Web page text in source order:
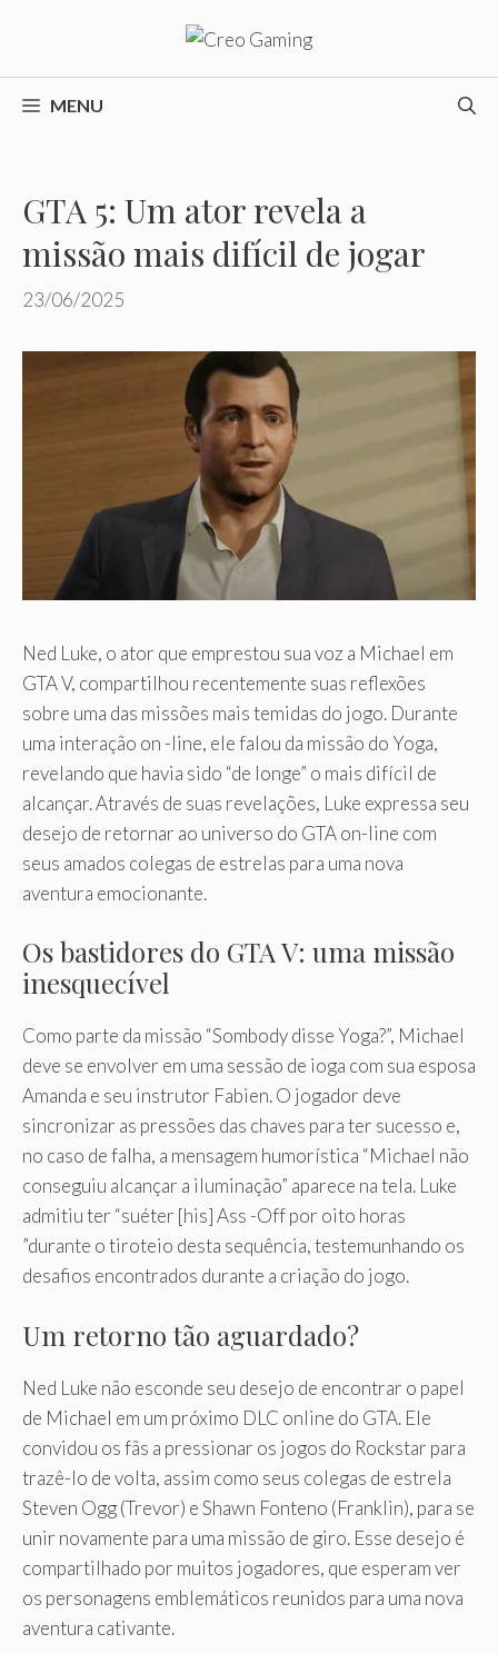
o
conteúdoMENU
GTA 5: Um ator revela a
missão mais difícil de jogar
23/06/2025
Ned Luke, o ator que emprestou sua voz a Michael em
GTA V, compartilhou recentemente suas reflexões
sobre uma das missões mais temidas do jogo. Durante
uma interação on -line, ele falou da missão do Yoga,
revelando que havia sido “de longe” o mais difícil de
alcançar. Através de suas revelações, Luke expressa seu
desejo de retornar ao universo do GTA on-line com
seus amados colegas de estrelas para uma nova
aventura emocionante.
Os bastidores do GTA V: uma missão
inesquecível
Como parte da missão “Sombody disse Yoga?”, Michael
deve se envolver em uma sessão de ioga com sua esposa
Amanda e seu instrutor Fabien. O jogador deve
sincronizar as pressões das chaves para ter sucesso e,
no caso de falha, a mensagem humorística “Michael não
conseguiu alcançar a iluminação” aparece na tela. Luke
admitiu ter “suéter [his] Ass -Off por oito horas
”durante o tiroteio desta sequência, testemunhando os
desafios encontrados durante a criação do jogo.
Um retorno tão aguardado?
Ned Luke não esconde seu desejo de encontrar o papel
de Michael em um próximo DLC online do GTA. Ele
convidou os fãs a pressionar os jogos do Rockstar para
trazê-lo de volta, assim como seus colegas de estrela
Steven Ogg (Trevor) e Shawn Fonteno (Franklin), para se
unir novamente para uma missão de giro. Esse desejo é
compartilhado por muitos jogadores, que esperam ver
os personagens emblemáticos reunidos para uma nova
aventura cativante.